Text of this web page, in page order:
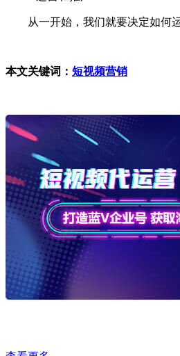
从一开始，我们就要决定如何运
本文关键词： 短视频营销